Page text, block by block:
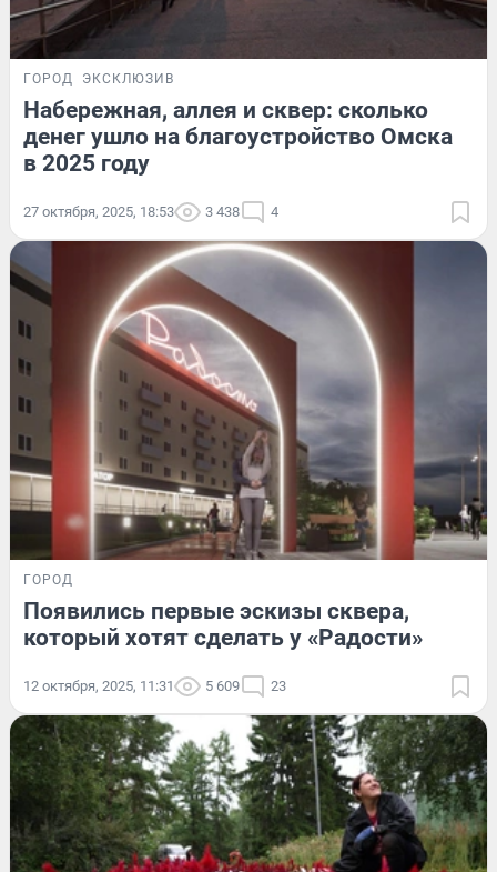
ГОРОД ЭКСКЛЮЗИВ
Набережная, аллея и сквер: сколько
денег ушло на благоустройство Омска
в 2025 году
27 октября, 2025, 18:53 3 438 4
ГОРОД
Появились первые эскизы сквера,
который хотят сделать у «Радости»
12 октября, 2025, 11:31 5 609 23